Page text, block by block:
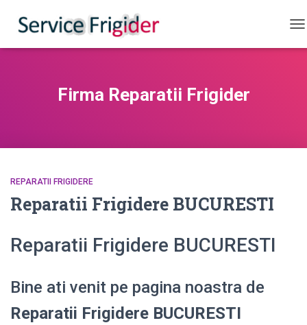
Firma Reparatii Frigider
REPARATII FRIGIDERE
Reparatii Frigidere BUCURESTI
Reparatii Frigidere BUCURESTI
Bine ati venit pe pagina noastra de
Reparatii Frigidere BUCURESTI